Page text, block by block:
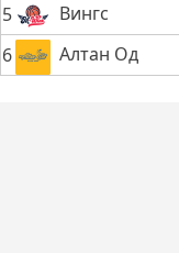
5
Вингс
6
Алтан Од